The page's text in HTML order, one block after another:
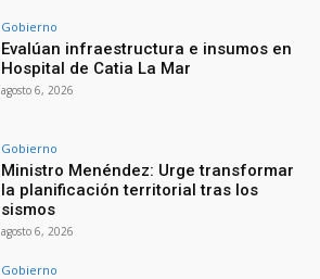
Gobierno
Evalúan infraestructura e insumos en
Hospital de Catia La Mar
agosto 6, 2026
Gobierno
Ministro Menéndez: Urge transformar
la planificación territorial tras los
sismos
agosto 6, 2026
Gobierno